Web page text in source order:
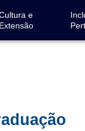
e
Extensão